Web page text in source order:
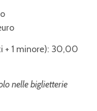
+ 1 minore): 30,00
nelle biglietterie